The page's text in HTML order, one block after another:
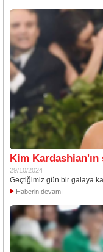
Kim Kardashian'ın
29/10/2024
Geçtiğimiz gün bir galaya
Haberin devamı